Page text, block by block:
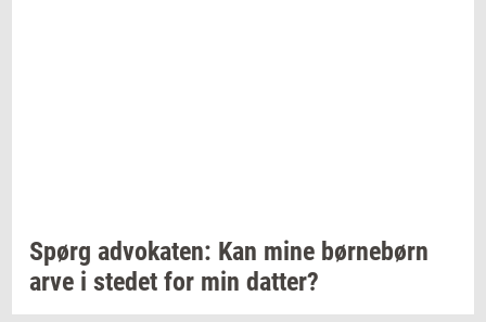
Spørg ad­vo­ka­ten: Kan mine bør­ne­børn
arve i ste­det for min dat­ter?